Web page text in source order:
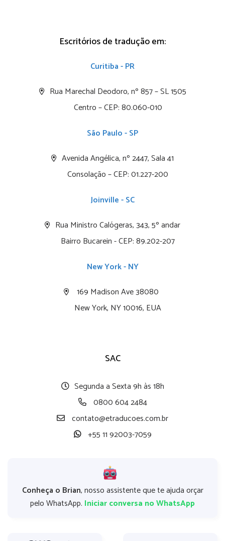
Escritórios de tradução em:
Curitiba - PR
Rua Marechal Deodoro, nº 857 – SL 1505
Centro – CEP: 80.060-010
São Paulo - SP
Avenida Angélica, nº 2447, Sala 41
Consolação – CEP: 01.227-200
Joinville - SC
Rua Ministro Calógeras, 343, 5º andar
Bairro Bucarein - CEP: 89.202-207
New York - NY
169 Madison Ave 38080
New York, NY 10016, EUA
SAC
Segunda a Sexta 9h às 18h
0800 604 2484
contato@etraducoes.com.br
+55 11 92003-7059
Conheça o Brian, nosso assistente que te ajuda orçar
pelo WhatsApp. Iniciar conversa no WhatsApp